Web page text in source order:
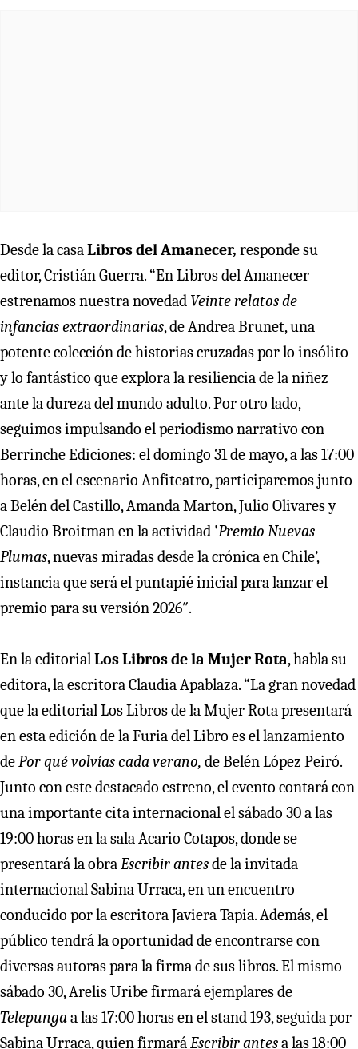
Desde la casa Libros del Amanecer, responde su
editor, Cristián Guerra. “En Libros del Amanecer
estrenamos nuestra novedad Veinte relatos de
infancias extraordinarias, de Andrea Brunet, una
potente colección de historias cruzadas por lo insólito
y lo fantástico que explora la resiliencia de la niñez
ante la dureza del mundo adulto. Por otro lado,
seguimos impulsando el periodismo narrativo con
Berrinche Ediciones: el domingo 31 de mayo, a las 17:00
horas, en el escenario Anfiteatro, participaremos junto
a Belén del Castillo, Amanda Marton, Julio Olivares y
Claudio Broitman en la actividad 'Premio Nuevas
Plumas, nuevas miradas desde la crónica en Chile’,
instancia que será el puntapié inicial para lanzar el
premio para su versión 2026″.
En la editorial Los Libros de la Mujer Rota, habla su
editora, la escritora Claudia Apablaza. “La gran novedad
que la editorial Los Libros de la Mujer Rota presentará
en esta edición de la Furia del Libro es el lanzamiento
de Por qué volvías cada verano, de Belén López Peiró.
Junto con este destacado estreno, el evento contará con
una importante cita internacional el sábado 30 a las
19:00 horas en la sala Acario Cotapos, donde se
presentará la obra Escribir antesde la invitada
internacional Sabina Urraca, en un encuentro
conducido por la escritora Javiera Tapia. Además, el
público tendrá la oportunidad de encontrarse con
diversas autoras para la firma de sus libros. El mismo
sábado 30, Arelis Uribe firmará ejemplares de
Telepungaa las 17:00 horas en el stand 193, seguida por
Sabina Urraca, quien firmará Escribir antesa las 18:00